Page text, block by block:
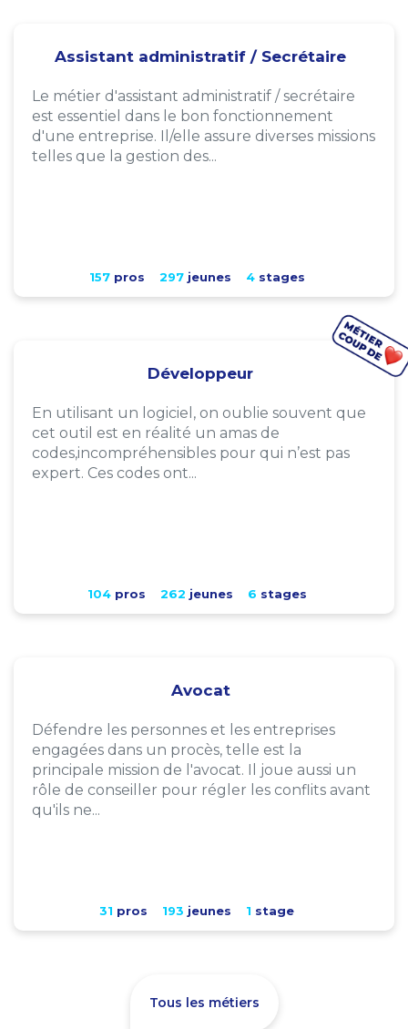
Assistant administratif / Secrétaire
Le métier d'assistant administratif / secrétaire
est essentiel dans le bon fonctionnement
d'une entreprise. Il/elle assure diverses missions
telles que la gestion des...
157pros 297jeunes 4stages
Développeur
En utilisant un logiciel, on oublie souvent que
cet outil est en réalité un amas de
codes,incompréhensibles pour qui n’est pas
expert. Ces codes ont...
104pros 262 jeunes 6 stages
Avocat
Défendre les personnes et les entreprises
engagées dans un procès, telle est la
principale mission de l'avocat. Il joue aussi un
rôle de conseiller pour régler les conflits avant
qu'ils ne...
31 pros 193 jeunes 1 stage
Tous les métiers